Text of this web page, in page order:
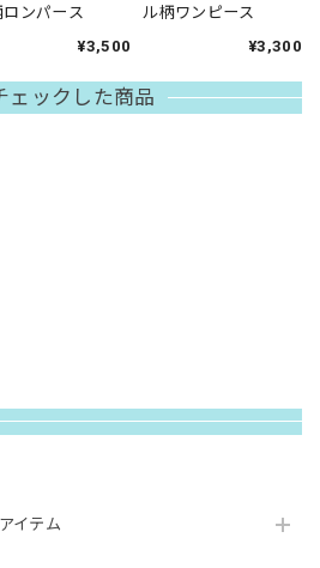
イテム
ロンパース
¥3,500
ル柄ワンピース
¥3,300
ェックした商品